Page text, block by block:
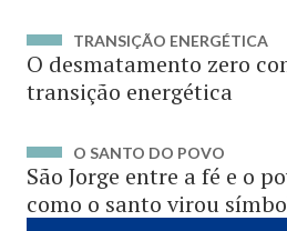
TRANSIÇÃO ENERGÉTICA
O desmatamento zero
transição energética
O SANTO DO POVO
São Jorge entre a fé e o
como o santo virou